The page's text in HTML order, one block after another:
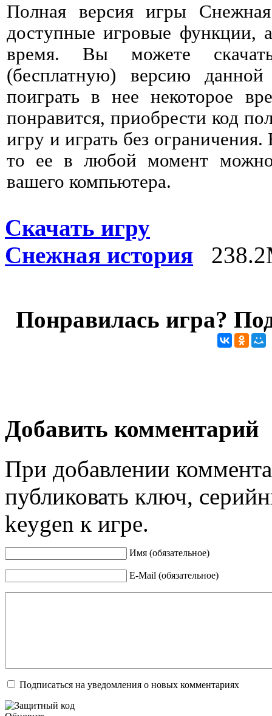
Полная версия игры
доступные игровые функции,
время. Вы можете
(бесплатную) версию
поиграть в нее некоторое
понравится, приобрести код
игру и играть без
то ее в любой момент можно
вашего компьютера.
Скачать игру
Снежная история
Понравилась игра?
Добавить комментарий
При добавлении
публиковать ключ,
keygen к игре.
Имя (обязательное)
E-Mail (обязательное)
Подписаться на уведомления о новых комментариях